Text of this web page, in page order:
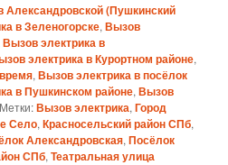
Александровской (Пушкинский
в Зеленогорске,Вызов
Вызов электрика в
электрика в Курортном районе,
,Вызов электрика в посёлок
в Пушкинском районе,Вызов
Метки:Вызов электрика,Город
Село,Красносельский район СПб,
Александровская,Посёлок
СПб,Театральная улица